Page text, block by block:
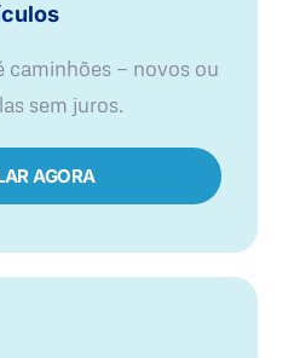
caminhões — novos ou
sem juros.
AGORA